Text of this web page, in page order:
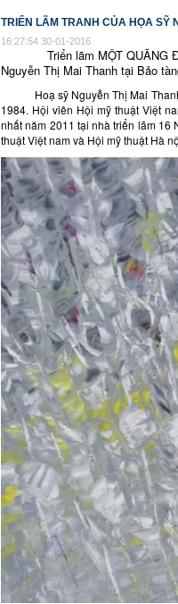
TRIỂN LÃM TRANH CỦA HỌA SỸ
16:27:54 30-01-2016
Triển lãm MỘT QUÃNG
Nguyễn Thị Mai Thanh tại Bảo
Hoạ sỹ Nguyễn Thị Mai Thanh
1984. Hội viên Hội mỹ thuật Việt
nhất năm 2011 tại nhà triển lãm 16
thuật Việt nam và Hội mỹ thuật Hà